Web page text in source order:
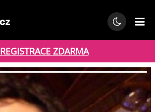
REGISTRACE ZDARMA